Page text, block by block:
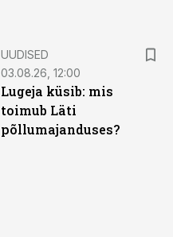
UUDISED
03.08.26, 12:00
Lugeja küsib: mis
toimub Läti
põllumajanduses?